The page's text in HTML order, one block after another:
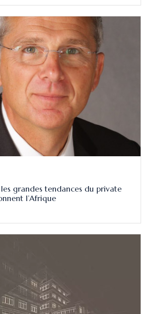
grandes tendances du private
l’Afrique